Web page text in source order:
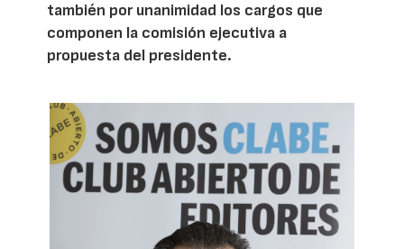
también por unanimidad los cargos que
componen la comisión ejecutiva a
propuesta del presidente.